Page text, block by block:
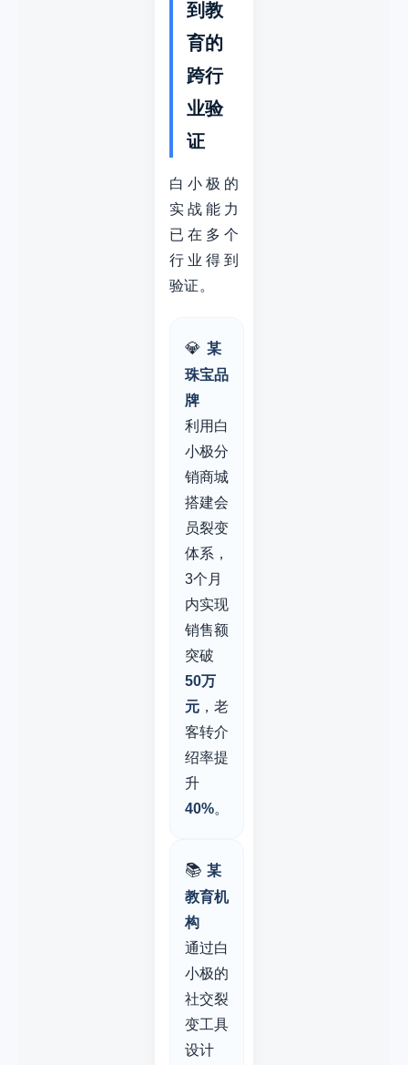
到教
育的
跨行
业验
证
白小极的
实战能力
已在多个
行业得到
验证。
💎 某
珠宝品
牌
利用白
小极分
销商城
搭建会
员裂变
体系，
3个月
内实现
销售额
突破
50万
元 ，老
客转介
绍率提
升
40%。
📚 某
教育机
构
通过白
小极的
社交裂
变工具
设计